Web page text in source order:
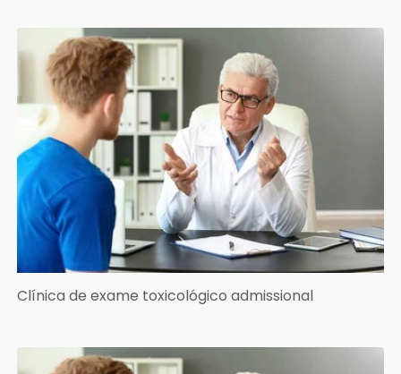
Clínica de exame toxicológico admissional